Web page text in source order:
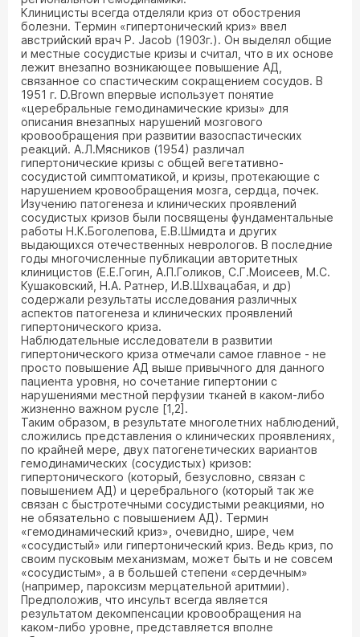
Клиницисты всегда отделяли криз от обострения
болезни. Термин «гипертонический криз» ввел
австрийский врач P. Jacob (1903г.). Он выделял общие
и местные сосудистые кризы и считал, что в их основе
лежит внезапно возникающее повышение АД,
связанное со спастическим сокращением сосудов. В
1951 г. D.Brown впервые использует понятие
«церебральные гемодинамические кризы» для
описания внезапных нарушений мозгового
кровообращения при развитии вазоспастических
реакций. А.Л.Мясников (1954) различал
гипертонические кризы с общей вегетативно-
сосудистой симптоматикой, и кризы, протекающие с
нарушением кровообращения мозга, сердца, почек.
Изучению патогенеза и клинических проявлений
сосудистых кризов были посвящены фундаментальные
работы Н.К.Боголепова, Е.В.Шмидта и других
выдающихся отечественных неврологов. В последние
годы многочисленные публикации авторитетных
клиницистов (Е.Е.Гогин, А.П.Голиков, С.Г.Моисеев, М.С.
Кушаковский, Н.А. Ратнер, И.В.Шхвацабая, и др)
содержали результаты исследования различных
аспектов патогенеза и клинических проявлений
гипертонического криза.
Наблюдательные исследователи в развитии
гипертонического криза отмечали самое главное - не
просто повышение АД выше привычного для данного
пациента уровня, но сочетание гипертонии с
нарушениями местной перфузии тканей в каком-либо
жизненно важном русле [1,2].
Таким образом, в результате многолетних наблюдений,
сложились представления о клинических проявлениях,
по крайней мере, двух патогенетических вариантов
гемодинамических (сосудистых) кризов:
гипертонического (который, безусловно, связан с
повышением АД) и церебрального (который так же
связан с быстротечными сосудистыми реакциями, но
не обязательно с повышением АД). Термин
«гемодинамический криз», очевидно, шире, чем
«сосудистый» или гипертонический криз. Ведь криз, по
своим пусковым механизмам, может быть и не совсем
«сосудистым», а в большей степени «сердечным»
(например, пароксизм мерцательной аритмии).
Предположив, что инсульт всегда является
результатом декомпенсации кровообращения на
каком-либо уровне, представляется вполне